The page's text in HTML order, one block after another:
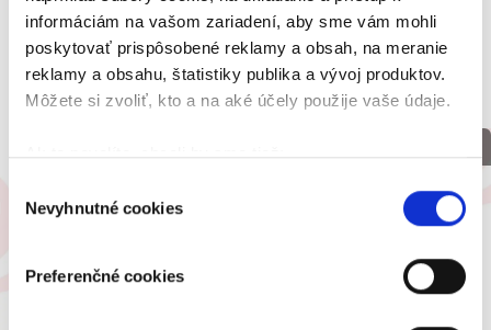
informáciám na vašom zariadení, aby sme vám mohli
poskytovať prispôsobené reklamy a obsah, na meranie
reklamy a obsahu, štatistiky publika a vývoj produktov.
Môžete si zvoliť, kto a na aké účely použije vaše údaje.
Ak to povolíte, chceli by sme tiež:
polohe s presnosťou na niekoľko metrov
skenovaním konkrétnych charakteristík (odtlačky
prstov).
súhlasu
Nevyhnutné cookies
Preferenčné cookies
Summer Fest 2026